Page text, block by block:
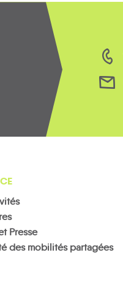
Presse
des mobilités partagées